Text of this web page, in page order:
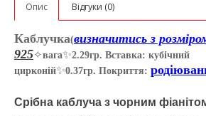
Опис Відгуки (0)
Каблучка(визначитись з
925✧вага✨2.29гр. Вставка: кубічний
цирконій✨0.37гр. Покриття:
Срібна каблуча з чорним фі